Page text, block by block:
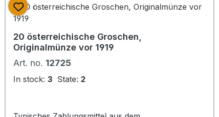
Stück
20 österreichische Groschen,
Originalmünze vor 1919
Art. no. 12725
In stock: 3 State: 2